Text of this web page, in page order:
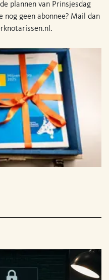
plannen van Prinsjesdag
nog geen abonnee? Mail dan
.